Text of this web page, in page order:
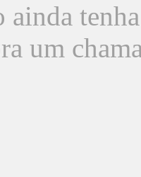
ainda
um